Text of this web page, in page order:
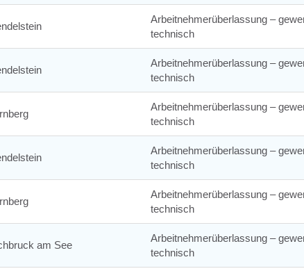
Arbeitnehmerüberlassung –
technisch
Arbeitnehmerüberlassung –
technisch
Arbeitnehmerüberlassung –
technisch
Arbeitnehmerüberlassung –
technisch
Arbeitnehmerüberlassung –
technisch
am See
Arbeitnehmerüberlassung –
technisch